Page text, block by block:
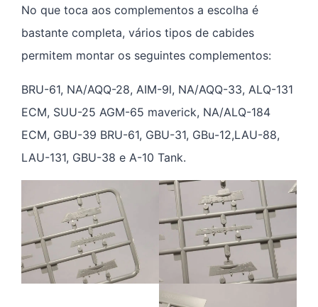
No que toca aos complementos a escolha é
bastante completa, vários tipos de cabides
permitem montar os seguintes complementos:
BRU-61, NA/AQQ-28, AIM-9l, NA/AQQ-33, ALQ-131
ECM, SUU-25 AGM-65 maverick, NA/ALQ-184
ECM, GBU-39 BRU-61, GBU-31, GBu-12,LAU-88,
LAU-131, GBU-38 e A-10 Tank.